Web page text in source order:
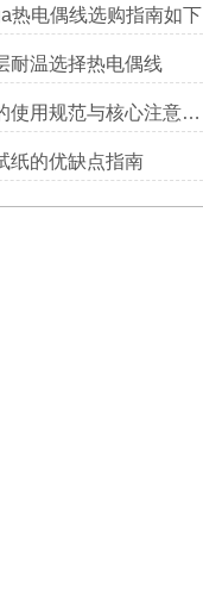
热电偶线选购指南如下
耐温选择热电偶线
示温贴纸的使用规范与核心注意事项解读
纸的优缺点指南